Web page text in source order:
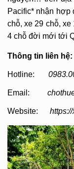
Pacific* nhận hợp
chỗ, xe 29 chỗ,
4 chỗ đời mới tới
Thông tin liên hệ:
Hotline:
Email:
Website: